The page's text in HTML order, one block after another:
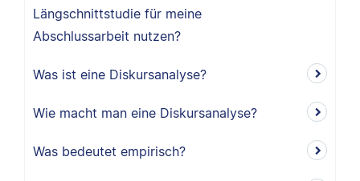
Längschnittstudie für meine
Abschlussarbeit nutzen?
Was ist eine Diskursanalyse?
Wie macht man eine Diskursanalyse?
Was bedeutet empirisch?